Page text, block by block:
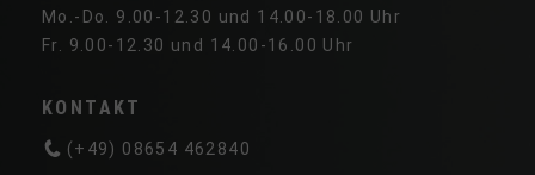
Mo.-Do. 9.00-12.30 und 14.00-18.00 Uhr
Fr. 9.00-12.30 und 14.00-16.00 Uhr
KONTAKT
(+49) 08654 462840